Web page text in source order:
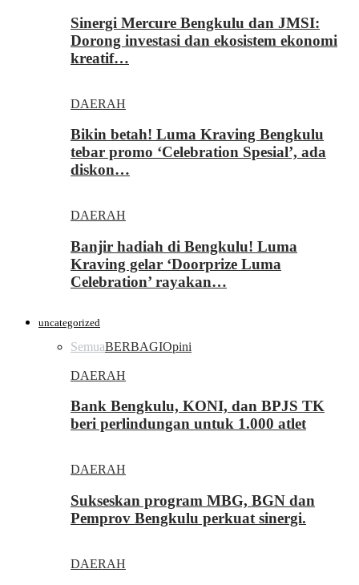
Sinergi Mercure Bengkulu dan JMSI:
Dorong investasi dan ekosistem ekonomi
kreatif…
DAERAH
Bikin betah! Luma Kraving Bengkulu
tebar promo ‘Celebration Spesial’, ada
diskon…
DAERAH
Banjir hadiah di Bengkulu! Luma
Kraving gelar ‘Doorprize Luma
Celebration’ rayakan…
uncategorized
SemuaBERBAGIOpini
DAERAH
Bank Bengkulu, KONI, dan BPJS TK
beri perlindungan untuk 1.000 atlet
DAERAH
Sukseskan program MBG, BGN dan
Pemprov Bengkulu perkuat sinergi.
DAERAH